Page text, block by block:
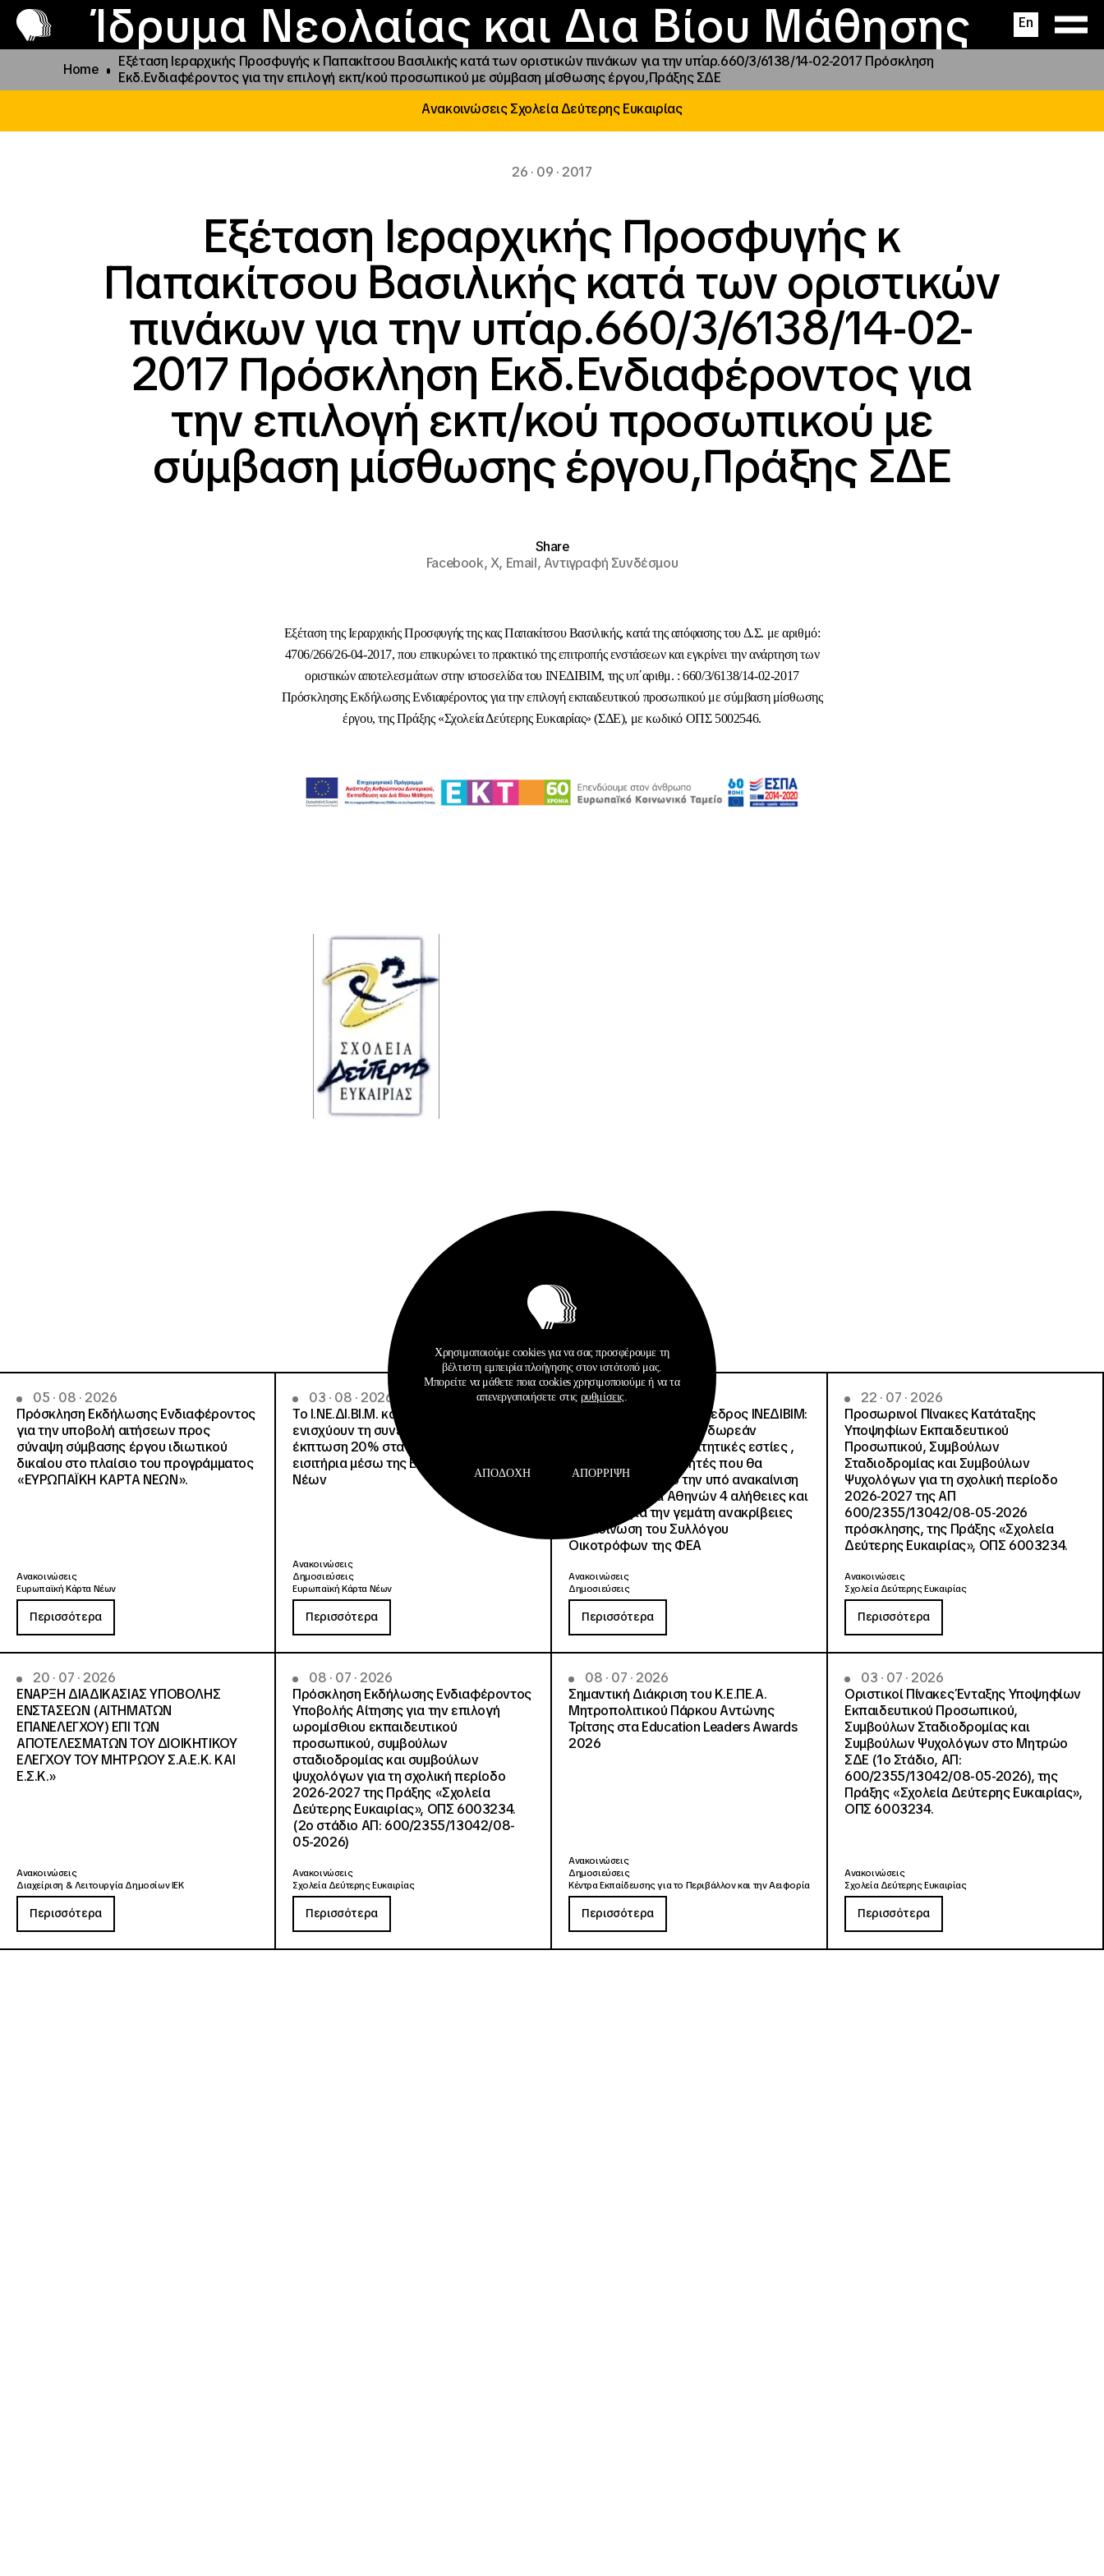
Ίδρυμα Νεολαίας και Δια Βίου Μάθησης En
Το ΙΝΕΔΙΒΙΜ
Προγράμματα και δράσεις
Φοιτητικές Εστίες
Παραχώρηση αιγίδας
Νέα
Επικοινωνία
Home
Εξέταση Ιεραρχικής Προσφυγής κ Παπακίτσου Βασιλικής κατά των οριστικών πινάκων για την υπ΄αρ.660/3/6138/14-02-2017 Πρόσκληση
Εκδ.Ενδιαφέροντος για την επιλογή εκπ/κού προσωπικού με σύμβαση μίσθωσης έργου,Πράξης ΣΔΕ
Ανακοινώσεις Σχολεία Δεύτερης Ευκαιρίας
26 · 09 · 2017
Εξέταση Ιεραρχικής Προσφυγής κ
Παπακίτσου Βασιλικής κατά των οριστικών
πινάκων για την υπ΄αρ.660/3/6138/14-02-
2017 Πρόσκληση Εκδ.Ενδιαφέροντος για
την επιλογή εκπ/κού προσωπικού με
σύμβαση μίσθωσης έργου,Πράξης ΣΔΕ
Share
Facebook,X, Email,Αντιγραφή Συνδέσμου
Εξέταση της Ιεραρχικής Προσφυγής της κας Παπακίτσου Βασιλικής, κατά της απόφασης του Δ.Σ. με αριθμό:
4706/266/26-04-2017, που επικυρώνει το πρακτικό της επιτροπής ενστάσεων και εγκρίνει την ανάρτηση των
οριστικών αποτελεσμάτων στην ιστοσελίδα του ΙΝΕΔΙΒΙΜ, της υπ΄αριθμ. : 660/3/6138/14-02-2017
Πρόσκλησης Εκδήλωσης Ενδιαφέροντος για την επιλογή εκπαιδευτικού προσωπικού με σύμβαση μίσθωσης
έργου, της Πράξης «Σχολεία Δεύτερης Ευκαιρίας» (ΣΔΕ), με κωδικό ΟΠΣ 5002546.
05 · 08 · 2026
Πρόσκληση Εκδήλωσης Ενδιαφέροντος
για την υποβολή αιτήσεων προς
σύναψη σύμβασης έργου ιδιωτικού
δικαίου στο πλαίσιο του προγράμματος
«ΕΥΡΩΠΑΪΚΗ ΚΑΡΤΑ ΝΕΩΝ».
Ανακοινώσεις
Ευρωπαϊκή Κάρτα Νέων
Περισσότερα
03 · 08 · 2026
Το Ι.ΝΕ.ΔΙ.ΒΙ.Μ. και o Όμιλος Attica
ενισχύουν τη συνεργασία τους με
έκπτωση 20% στα ακτοπλοϊκά
εισιτήρια μέσω της Ευρωπαϊκής Κάρτας
Νέων
Ανακοινώσεις
Δημοσιεύσεις
Ευρωπαϊκή Κάρτα Νέων
Περισσότερα
02 · 08 · 2026
Άννα Ροκοφύλλου, Πρόεδρος ΙΝΕΔΙΒΙΜ:
Είναι εξασφαλισμένη η δωρεάν
στέγαση σε άλλες φοιτητικές εστίες ,
για όλους τους φοιτητές που θα
μετακινηθούν από την υπό ανακαίνιση
Φοιτητική Εστία Αθηνών 4 αλήθειες και
4 ψέματα για την γεμάτη ανακρίβειες
ανακοίνωση του Συλλόγου
Οικοτρόφων της ΦΕΑ
Ανακοινώσεις
Δημοσιεύσεις
Περισσότερα
22 · 07 · 2026
Προσωρινοί Πίνακες Κατάταξης
Υποψηφίων Εκπαιδευτικού
Προσωπικού, Συμβούλων
Σταδιοδρομίας και Συμβούλων
Ψυχολόγων για τη σχολική περίοδο
2026-2027 της ΑΠ
600/2355/13042/08-05-2026
πρόσκλησης, της Πράξης «Σχολεία
Δεύτερης Ευκαιρίας», ΟΠΣ 6003234.
Ανακοινώσεις
Σχολεία Δεύτερης Ευκαιρίας
Περισσότερα
20 · 07 · 2026
ΕΝΑΡΞΗ ΔΙΑΔΙΚΑΣΙΑΣ ΥΠΟΒΟΛΗΣ
ΕΝΣΤΑΣΕΩΝ (ΑΙΤΗΜΑΤΩΝ
ΕΠΑΝΕΛΕΓΧΟΥ) ΕΠΙ ΤΩΝ
ΑΠΟΤΕΛΕΣΜΑΤΩΝ ΤΟΥ ΔΙΟΙΚΗΤΙΚΟΥ
ΕΛΕΓΧΟΥ ΤΟΥ ΜΗΤΡΩΟΥ Σ.Α.Ε.Κ. ΚΑΙ
Ε.Σ.Κ.»
Ανακοινώσεις
Διαχείριση & Λειτουργία Δημοσίων ΙΕΚ
Περισσότερα
08 · 07 · 2026
Πρόσκληση Εκδήλωσης Ενδιαφέροντος
Υποβολής Αίτησης για την επιλογή
ωρομίσθιου εκπαιδευτικού
προσωπικού, συμβούλων
σταδιοδρομίας και συμβούλων
ψυχολόγων για τη σχολική περίοδο
2026-2027 της Πράξης «Σχολεία
Δεύτερης Ευκαιρίας», ΟΠΣ 6003234.
(2ο στάδιο ΑΠ: 600/2355/13042/08-
05-2026)
Ανακοινώσεις
Σχολεία Δεύτερης Ευκαιρίας
Περισσότερα
08 · 07 · 2026
Σημαντική Διάκριση του Κ.Ε.ΠΕ.Α.
Μητροπολιτικού Πάρκου Αντώνης
Τρίτσης στα Education Leaders Awards
2026
Ανακοινώσεις
Δημοσιεύσεις
Κέντρα Εκπαίδευσης για το Περιβάλλον και την Αειφορία
Περισσότερα
03 · 07 · 2026
Οριστικοί Πίνακες Ένταξης Υποψηφίων
Εκπαιδευτικού Προσωπικού,
Συμβούλων Σταδιοδρομίας και
Συμβούλων Ψυχολόγων στο Μητρώο
ΣΔΕ (1ο Στάδιο, ΑΠ:
600/2355/13042/08-05-2026), της
Πράξης «Σχολεία Δεύτερης Ευκαιρίας»,
ΟΠΣ 6003234.
Ανακοινώσεις
Σχολεία Δεύτερης Ευκαιρίας
Περισσότερα
Χρησιμοποιούμε cookies για να σας προσφέρουμε τη
βέλτιστη εμπειρία πλοήγησης στον ιστότοπό μας.
Μπορείτε να μάθετε ποια cookies χρησιμοποιούμε ή να τα
απενεργοποιήσετε στις ρυθμίσεις
ΑΠΟΔΟΧΉ ΑΠΌΡΡΙΨΗ